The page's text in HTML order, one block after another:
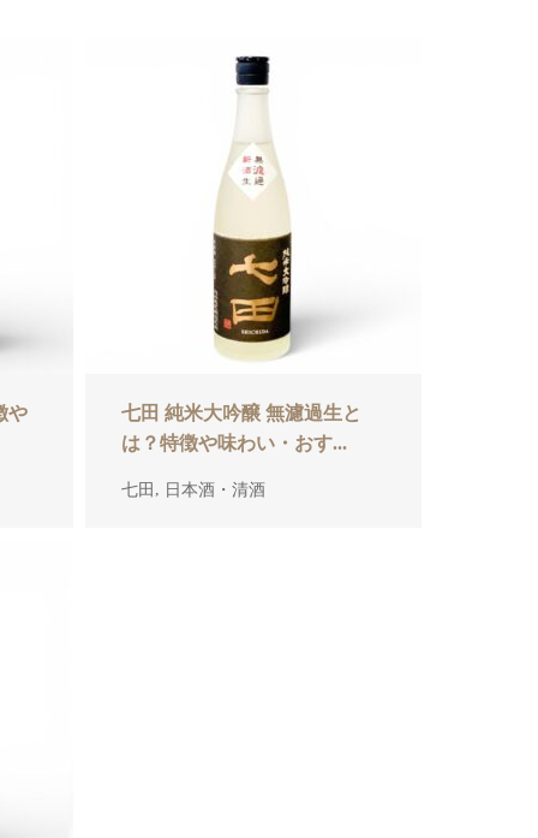
や
七田 純米大吟醸 無濾過生と
は？特徴や味わい・おす...
七田 , 日本酒・清酒